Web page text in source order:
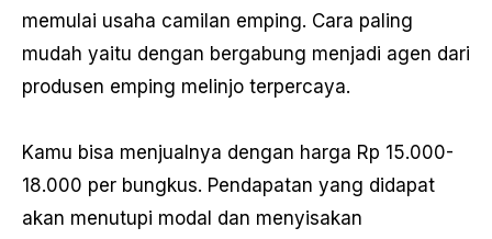
memulai usaha camilan emping. Cara paling
mudah yaitu dengan bergabung menjadi agen dari
produsen emping melinjo terpercaya.
Kamu bisa menjualnya dengan harga Rp 15.000-
18.000 per bungkus. Pendapatan yang didapat
akan menutupi modal dan menyisakan